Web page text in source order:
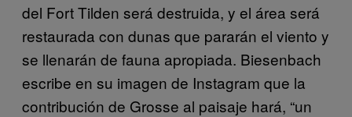
del Fort Tilden será destruida, y el área será
restaurada con dunas que pararán el viento y
se llenarán de fauna apropiada. Biesenbach
escribe en su imagen de Instagram que la
contribución de Grosse al paisaje hará, “un